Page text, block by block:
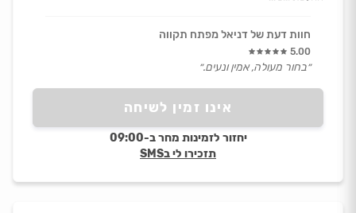
אינו זמין לשיחה
יחזור לזמינות מחר ב-09:00
תזכירו לי בSMS
חוות דעת של דניאל מפתח תקווה
5.00
״בחור מעולה, אמין ונעים.״